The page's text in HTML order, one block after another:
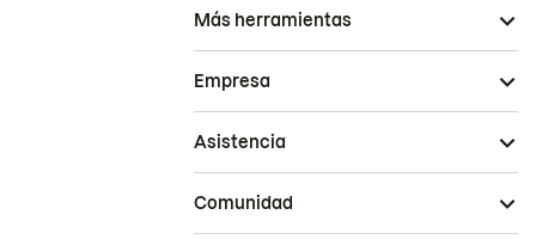
Más herramientas
Empresa
Asistencia
Comunidad